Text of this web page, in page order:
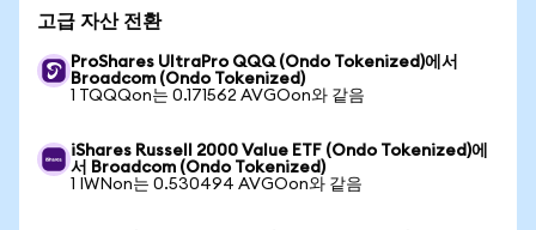
고급 자산 전환
ProShares UltraPro QQQ (Ondo Tokenized)에서
Broadcom (Ondo Tokenized)
1 TQQQon는 0.171562 AVGOon와 같음
iShares Russell 2000 Value ETF (Ondo Tokenized)에
서 Broadcom (Ondo Tokenized)
1 IWNon는 0.530494 AVGOon와 같음